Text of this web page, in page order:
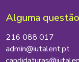
Alguma
216 088 017
admin@iutalent.pt